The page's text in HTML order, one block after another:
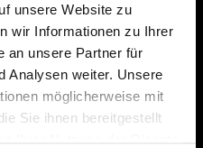
unsere Website zu
wir Informationen zu Ihrer
an unsere Partner für
Analysen weiter. Unsere
möglicherweise mit
Sie ihnen bereitgestellt
mit 0€ Kontoführung,
Depotgebühren bei